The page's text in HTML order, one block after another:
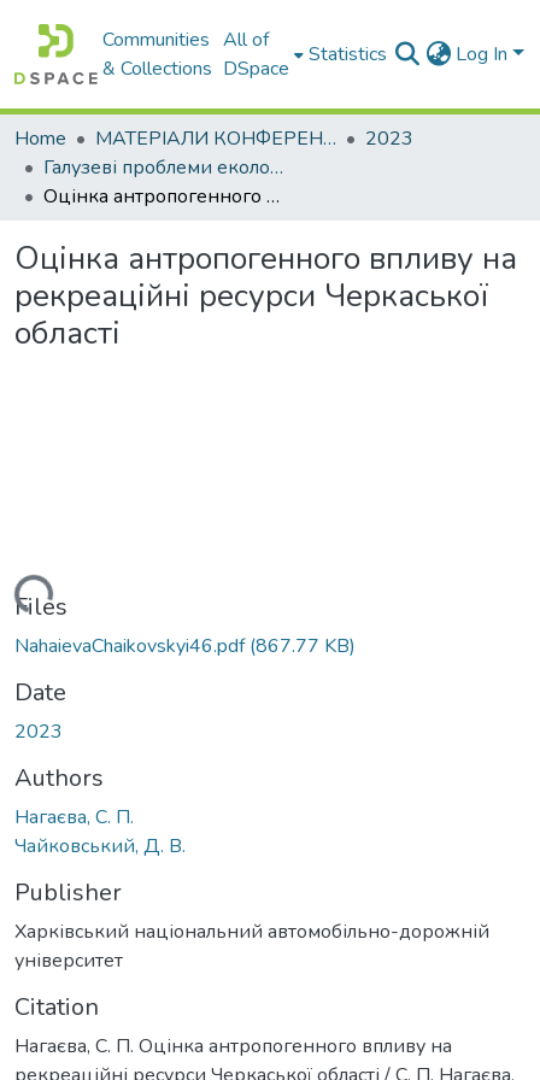
Communities
& Collections
All of
DSpace
Statistics Log In
Home МАТЕРІАЛИ КОНФЕРЕНЦІЙ
2023
Галузеві проблеми екологічної безпеки – 2023
Оцінка антропогенного впливу на рекреаційні ресурси Черкаської області
Оцінка антропогенного впливу на
рекреаційні ресурси Черкаської
області
Loading...
Files
NahaievaChaikovskyi46.pdf(867.77 KB)
Date
2023
Authors
Нагаєва, С. П.
Чайковський, Д. В.
Publisher
Харківський національний автомобільно-дорожній
університет
Citation
Нагаєва, С. П. Оцінка антропогенного впливу на